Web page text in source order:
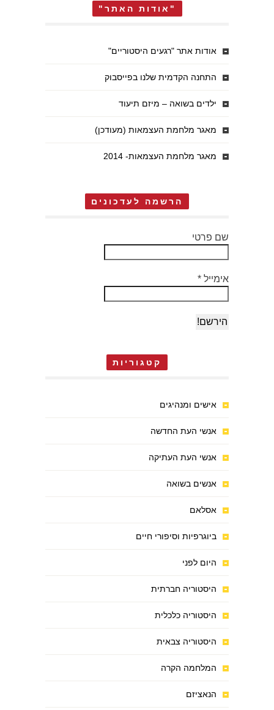
"אודות האתר"
אודות אתר "רגעים היסטוריים"
התחנה הקדמית שלנו בפייסבוק
ילדים בשואה – מיזם תיעוד
מאגר מלחמת העצמאות (מעודכן)
מאגר מלחמת העצמאות- 2014
הרשמה לעדכונים
שם פרטי
אימייל *
קטגוריות
אישים ומנהיגים
אנשי העת החדשה
אנשי העת העתיקה
אנשים בשואה
אסלאם
ביוגרפיות וסיפורי חיים
היום לפני
היסטוריה חברתית
היסטוריה כלכלית
היסטוריה צבאית
המלחמה הקרה
הנאציזם